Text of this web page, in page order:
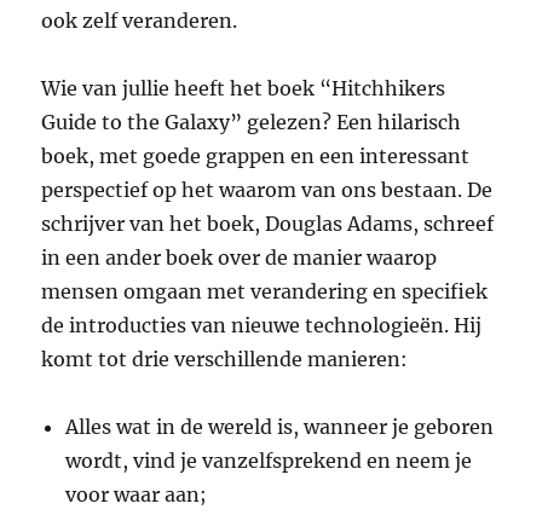
ook zelf veranderen.
Wie van jullie heeft het boek “Hitchhikers
Guide to the Galaxy” gelezen? Een hilarisch
boek, met goede grappen en een interessant
perspectief op het waarom van ons bestaan. De
schrijver van het boek, Douglas Adams, schreef
in een ander boek over de manier waarop
mensen omgaan met verandering en specifiek
de introducties van nieuwe technologieën. Hij
komt tot drie verschillende manieren:
Alles wat in de wereld is, wanneer je geboren
wordt, vind je vanzelfsprekend en neem je
voor waar aan;